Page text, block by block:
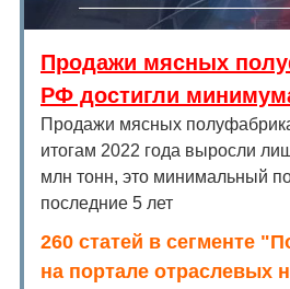
Продажи мясных
РФ достигли
Продажи мясных
итогам 2022 года выросли
млн тонн, это минимальный
последние 5 лет
260 статей в сегменте
на портале отраслевых